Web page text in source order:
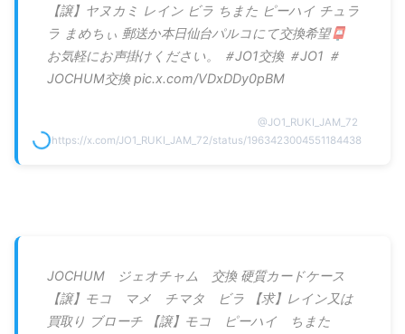
【譲】ヤヌカミ レイン ビラ ちまた ピーハイ チュラ
ラ まめちぃ 郵送か本日仙台パルコにて交換希望📮
お気軽にお声掛けください。 ＃JO1交換 ＃JO1 ＃
JOCHUM交換 pic.x.com/VDxDDy0pBM
@JO1_RUKI_JAM_72
https://x.com/JO1_RUKI_JAM_72/status/1963423004551184438
JOCHUM ジェオチャム 交換 硬質カードケース
【譲】モコ マメ チマタ ビラ 【求】レイン又は
買取り ブローチ 【譲】モコ ピーハイ ちまた